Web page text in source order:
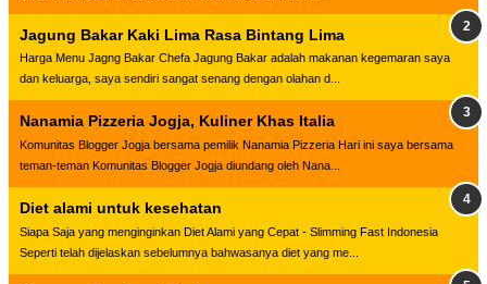
Jagung Bakar Kaki Lima Rasa Bintang Lima
Harga Menu Jagng Bakar Chefa Jagung Bakar adalah makanan kegemaran saya
dan keluarga, saya sendiri sangat senang dengan olahan d...
Nanamia Pizzeria Jogja, Kuliner Khas Italia
Komunitas Blogger Jogja bersama pemilik Nanamia Pizzeria Hari ini saya bersama
teman-teman Komunitas Blogger Jogja diundang oleh Nana...
Diet alami untuk kesehatan
Siapa Saja yang menginginkan Diet Alami yang Cepat - Slimming Fast Indonesia
Seperti telah dijelaskan sebelumnya bahwasanya diet yang me...